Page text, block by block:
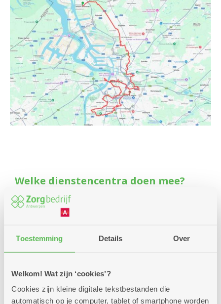
Toestemming Details Over
Welkom! Wat zijn ‘cookies’?
Cookies zijn kleine digitale tekstbestanden die
automatisch op je computer, tablet of smartphone worden
Welke dienstencentra doen mee?
’t Dokske
Blankenberg
Boeksveld
De Brem
De Boskes
De Fontein